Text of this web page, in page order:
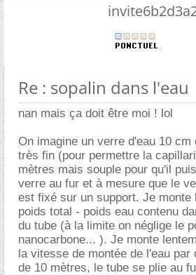
Re : sopalin dans l'eau
nan mais ça doit être moi ! lol
On imagine un verre d'eau 10 cm
très fin (pour permettre la
mètres mais souple pour qu'il
verre au fur et à mesure que le
est fixé sur un support. Je monte
poids total - poids eau contenu
du tube (à la limite on néglige le
nanocarbone... ). Je monte
la vitesse de montée de l'eau
de 10 mètres, le tube se plie au